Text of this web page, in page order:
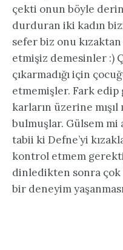
çekti onun böyle
durduran iki kadın
sefer biz onu
etmişiz demesinler :)
çıkarmadığı için
etmemişler. Fark
karların üzerine mışıl
bulmuşlar. Gülsem mi
tabii ki Defne’yi
kontrol etmem
dinledikten sonra çok
bir deneyim